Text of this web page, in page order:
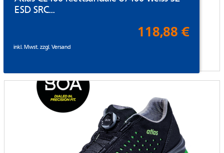
ESD SRC...
118,88 €
inkl. Mwst. zzgl.Versand